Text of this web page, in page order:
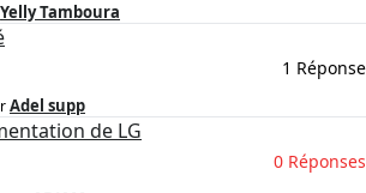
Yelly Tamboura
1 Réponse
Adel supp
de LG
0 Réponses